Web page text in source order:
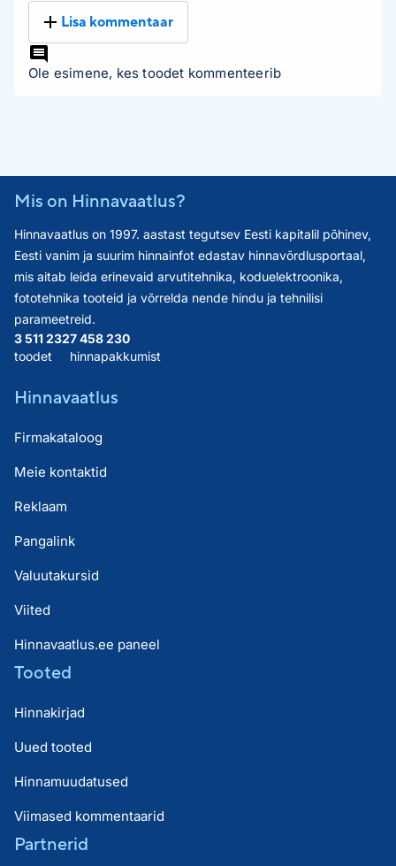
Lisa kommentaar
Ole esimene, kes toodet kommenteerib
Mis on Hinnavaatlus?
Hinnavaatlus on 1997. aastast tegutsev Eesti kapitalil põhinev,
Eesti vanim ja suurim hinnainfot edastav hinnavõrdlusportaal,
mis aitab leida erinevaid arvutitehnika, koduelektroonika,
fototehnika tooteid ja võrrelda nende hindu ja tehnilisi
parameetreid.
3 511 232
toodet
7 458 230
hinnapakkumist
Hinnavaatlus
Firmakataloog
Meie kontaktid
Reklaam
Pangalink
Valuutakursid
Viited
Hinnavaatlus.ee paneel
Tooted
Hinnakirjad
Uued tooted
Hinnamuudatused
Viimased kommentaarid
Partnerid